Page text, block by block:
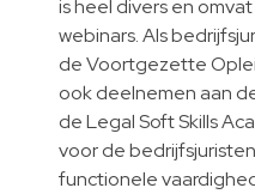
is heel divers en
webinars. Als
de Voortgezette
ook deelnemen aan
de Legal Soft Skills
voor de
functionele